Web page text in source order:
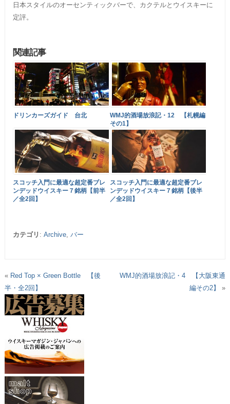
日本スタイルのオーセンティックバーで、カクテルとウイスキーに
定評。
関連記事
ドリンカーズガイド 台北
WMJ的酒場放浪記・12 【札幌編
その1】
スコッチ入門に最適な超定番ブレ
ンデッドウイスキー７銘柄【前半
／全2回】
スコッチ入門に最適な超定番ブレ
ンデッドウイスキー７銘柄【後半
／全2回】
カテゴリ : Archive, バー
« Red Top × Green Bottle 【後
半・全2回】
WMJ的酒場放浪記・4 【大阪東通
編その2】
»